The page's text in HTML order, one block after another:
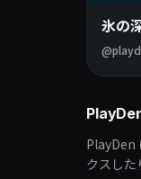
氷の
PlayDen
クスした